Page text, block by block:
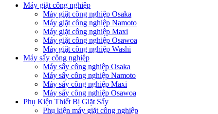
Máy giặt công nghiệp
Máy giặt công nghiệp Osaka
Máy giặt công nghiệp Namoto
Máy giặt công nghiệp Maxi
Máy giặt công nghiệp Osawoa
Máy giặt công nghiệp Washi
Máy sấy công nghiệp
Máy sấy công nghiệp Osaka
Máy sấy công nghiệp Namoto
Máy sấy công nghiệp Maxi
Máy sấy công nghiệp Osawoa
Phụ Kiện Thiết Bị Giặt Sấy
Phụ kiện máy giặt công nghiệp